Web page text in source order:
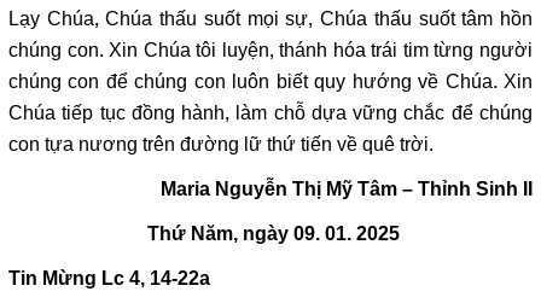
Lạy Chúa, Chúa thấu suốt mọi sự, Chúa thấu suốt tâm hồn
chúng con. Xin Chúa tôi luyện, thánh hóa trái tim từng người
chúng con để chúng con luôn biết quy hướng về Chúa. Xin
Chúa tiếp tục đồng hành, làm chỗ dựa vững chắc để chúng
con tựa nương trên đường lữ thứ tiến về quê trời.
Maria Nguyễn Thị Mỹ Tâm – Thỉnh Sinh II
Thứ Năm, ngày 09. 01. 2025
Tin Mừng Lc 4, 14-22a